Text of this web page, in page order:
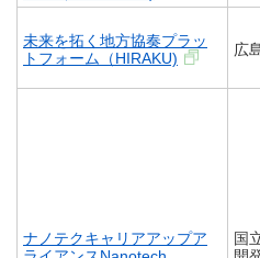
未来を拓く地方協奏プラッ
トフォーム（HIRAKU)
広
ナノテクキャリアアップア
国